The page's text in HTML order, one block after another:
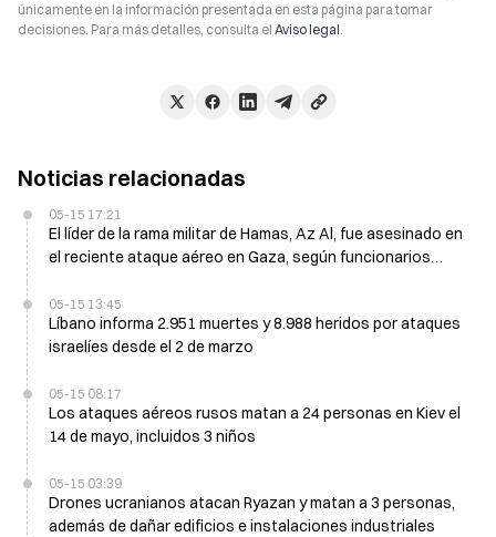
únicamente en la información presentada en esta página para tomar
decisiones. Para más detalles, consulta el Aviso legal.
Noticias relacionadas
05-15 17:21
El líder de la rama militar de Hamas, Az Al, fue asesinado en
el reciente ataque aéreo en Gaza, según funcionarios
05-15 13:45
Líbano informa 2.951 muertes y 8.988 heridos por ataques
israelíes desde el 2 de marzo
05-15 08:17
Los ataques aéreos rusos matan a 24 personas en Kiev el
14 de mayo, incluidos 3 niños
05-15 03:39
Drones ucranianos atacan Ryazan y matan a 3 personas,
además de dañar edificios e instalaciones industriales